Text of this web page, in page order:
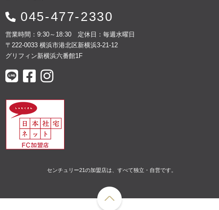
045-477-2330
営業時間：9:30～18:30 定休日：毎週水曜日
〒222-0033 横浜市港北区新横浜3-21-12
グリフィン新横浜六番館1F
センチュリー21の加盟店は、すべて独立・自営です。